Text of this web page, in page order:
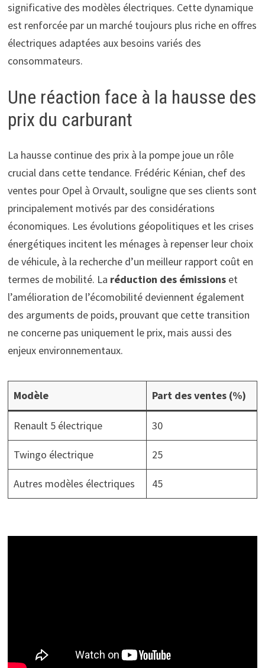
significative des modèles électriques. Cette dynamique
est renforcée par un marché toujours plus riche en offres
électriques adaptées aux besoins variés des
consommateurs.
Une réaction face à la hausse des
prix du carburant
La hausse continue des prix à la pompe joue un rôle
crucial dans cette tendance. Frédéric Kénian, chef des
ventes pour Opel à Orvault, souligne que ses clients sont
principalement motivés par des considérations
économiques. Les évolutions géopolitiques et les crises
énergétiques incitent les ménages à repenser leur choix
de véhicule, à la recherche d’un meilleur rapport coût en
termes de mobilité. La réduction des émissionset
l’amélioration de l’écomobilité deviennent également
des arguments de poids, prouvant que cette transition
ne concerne pas uniquement le prix, mais aussi des
enjeux environnementaux.
Modèle Part des ventes (%)
Renault 5 électrique 30
Twingo électrique 25
Autres modèles électriques 45